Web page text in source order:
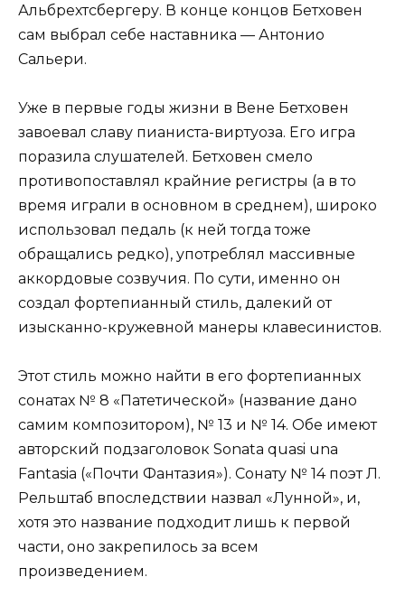
Альбрехтсбергеру. В конце концов Бетховен
сам выбрал себе наставника — Антонио
Сальери.
Уже в первые годы жизни в Вене Бетховен
завоевал славу пианиста-виртуоза. Его игра
поразила слушателей. Бетховен смело
противопоставлял крайние регистры (а в то
время играли в основном в среднем), широко
использовал педаль (к ней тогда тоже
обращались редко), употреблял массивные
аккордовые созвучия. По сути, именно он
создал фортепианный стиль, далекий от
изысканно-кружевной манеры клавесинистов.
Этот стиль можно найти в его фортепианных
сонатах № 8 «Патетической» (название дано
самим композитором), № 13 и № 14. Обе имеют
авторский подзаголовок Sonata quasi una
Fantasia («Почти Фантазия»). Сонату № 14 поэт Л.
Рельштаб впоследствии назвал «Лунной», и,
хотя это название подходит лишь к первой
части, оно закрепилось за всем
произведением.